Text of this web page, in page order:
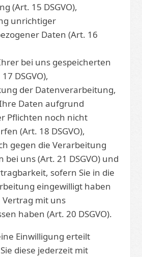
(Art. 15 DSGVO),
unrichtiger
Daten (Art. 16
bei uns gespeicherten
DSGVO),
der Datenverarbeitung,
Daten aufgrund
Pflichten noch nicht
(Art. 18 DSGVO),
gegen die Verarbeitung
bei uns (Art. 21 DSGVO) und
sofern Sie in die
eingewilligt haben
mit uns
haben (Art. 20 DSGVO).
Einwilligung erteilt
diese jederzeit mit